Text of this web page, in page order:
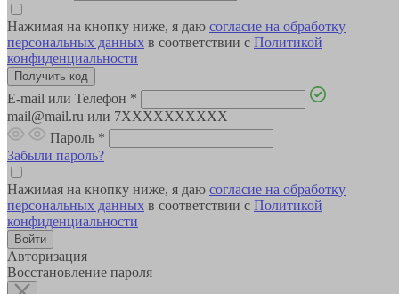
Нажимая на кнопку ниже, я даю согласие на обработку
персональных данных в соответствии с Политикой
конфиденциальности
E-mail или Телефон *
mail@mail.ru или 7XXXXXXXXXX
Пароль *
Забыли пароль?
Нажимая на кнопку ниже, я даю согласие на обработку
персональных данных в соответствии с Политикой
конфиденциальности
Авторизация
Восстановление пароля